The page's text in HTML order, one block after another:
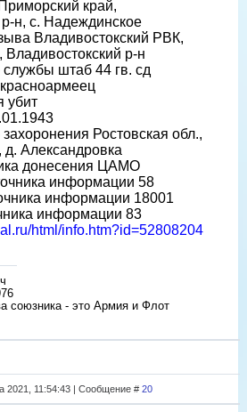
край,
р-н, с. Надеждинское
Владивостокский РВК,
р-н
штаб 44 гв. сд
убит
Ростовская обл.,
Александровка
донесения ЦАМО
информации 58
информации 18001
информации 83
html/info.htm?id=52808204
союзника - это Армия и Флот
2021, 11:54:43 | Сообщение # 20